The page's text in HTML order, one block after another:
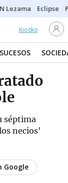
Lezama Eclipse
Kiosko
SUCESOS
séptima
necios'
Google